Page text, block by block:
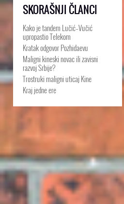
SKORAŠNJI ČLANCI
Kako je tandem Lučić–Vučić
upropastio Telekom
Kratak odgovor Pozhidaevu
Maligni kineski novac ili zavisni
razvoj Srbije?
Trostruki maligni uticaj Kine
Kraj jedne ere